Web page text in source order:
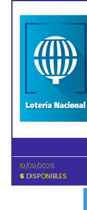
19/09/2026
6 DISPONIBLES